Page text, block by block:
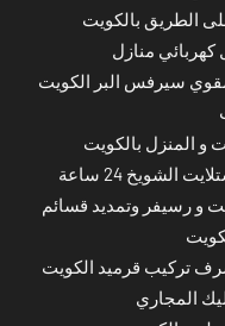
الطريق بالكويت
منازل
سيرفس البر الكويت
و المنزل بالكويت
24 ساعة
و رسيفر وتمديد قسائم
تركيب قرميد الكويت
المجاري